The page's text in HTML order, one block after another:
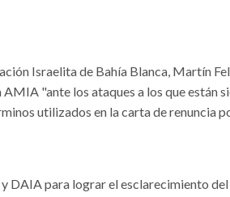
Israelita de Bahía Blanca, Martín
"ante los ataques a los que están
utilizados en la carta de renuncia
DAIA para lograr el esclarecimiento del